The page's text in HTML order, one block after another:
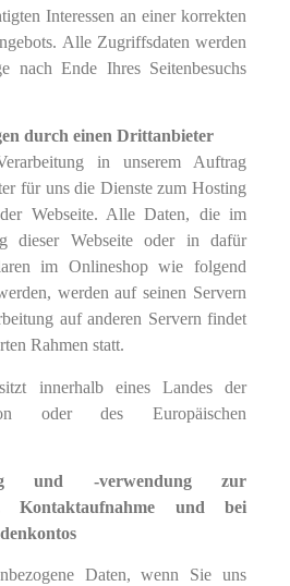
Interessen an einer korrekten
Alle Zugriffsdaten werden
nach Ende Ihres Seitenbesuchs
durch einen Drittanbieter
in unserem Auftrag
für uns die Dienste zum Hosting
Webseite. Alle Daten, die im
dieser Webseite oder in dafür
im Onlineshop wie folgend
werden auf seinen Servern
auf anderen Servern findet
Rahmen statt.
innerhalb eines Landes der
oder des Europäischen
und -verwendung zur
Kontaktaufnahme und bei
Daten, wenn Sie uns